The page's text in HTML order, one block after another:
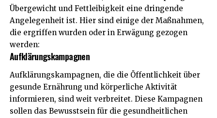
Übergewicht und Fettleibigkeit eine dringende
Angelegenheit ist. Hier sind einige der Maßnahmen,
die ergriffen wurden oder in Erwägung gezogen
werden:
Aufklärungskampagnen
Aufklärungskampagnen, die die Öffentlichkeit über
gesunde Ernährung und körperliche Aktivität
informieren, sind weit verbreitet. Diese Kampagnen
sollen das Bewusstsein für die gesundheitlichen